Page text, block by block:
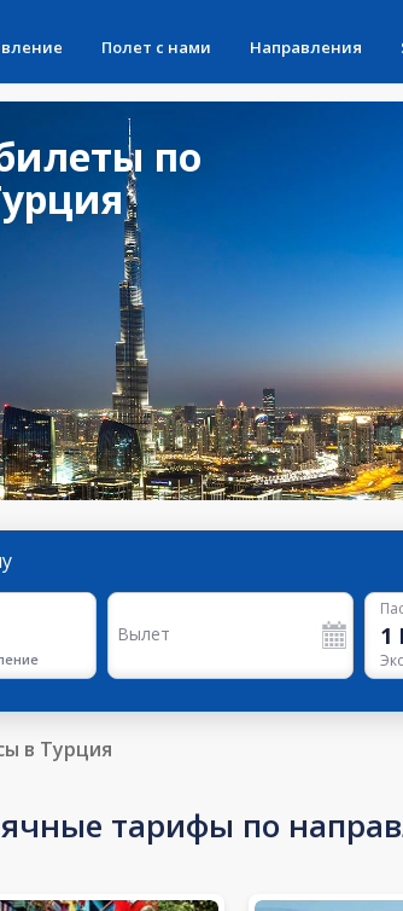
Полет с нами Направления
по
Вылет 1
в Турция
тарифы по